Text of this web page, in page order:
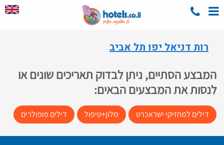
רות דניאל יפו תל אביב
המבצע הסתיים, ניתן לבדוק תאריכים שונים או
לנסות את המבצעים הבאים:
דילים למחזיקי ישראכרט מלון+טיפול דילים פופולרים